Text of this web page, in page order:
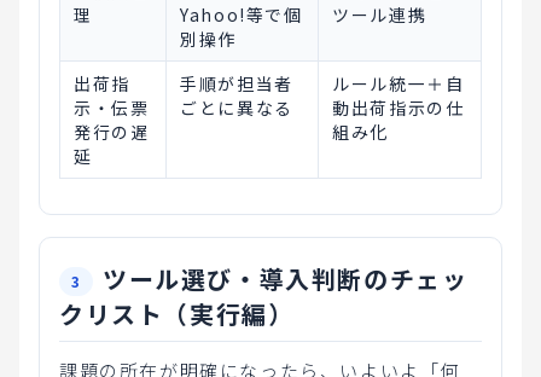
理
Yahoo!等で個
別操作
ツール連携
出荷指
示・伝票
発行の遅
延
手順が担当者
ごとに異なる
ルール統一＋自
動出荷指示の仕
組み化
ツール選び・導入判断のチェッ
クリスト（実行編）
課題の所在が明確になったら、いよいよ「何